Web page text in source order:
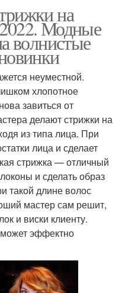
на
Модные
волнистые
неуместной.
хлопотное
завиться от
делают стрижки на
из типа лица. При
лица и сделает
стрижка — отличный
и сделать образ
такой длине волос
мастер сам решит,
и виски клиенту.
эффектно